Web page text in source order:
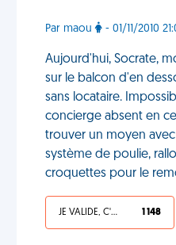
Par maou - 01/11/2010
Aujourd'hui, Socrate,
sur le balcon d'en
sans locataire.
concierge absent en
trouver un moyen
système de poulie,
croquettes pour le
JE VALIDE, C'EST UNE VDM 1 148